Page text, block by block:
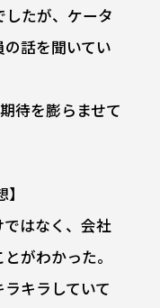
たが、ケータ
話を聞いてい
待を膨らませて
ではなく、会社
がわかった。
キラしていて